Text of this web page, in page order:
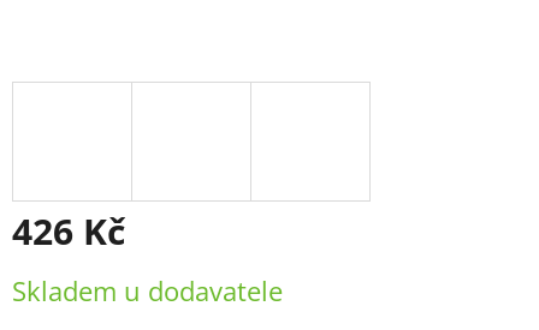
426 Kč
cena:
Skladem u dodavatele